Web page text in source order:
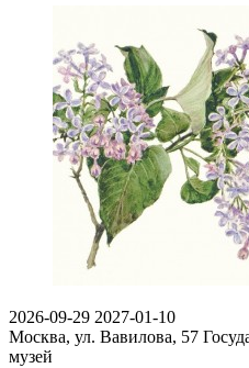
2026-09-29 2027-01-10
Москва, ул. Вавилова, 57
музей